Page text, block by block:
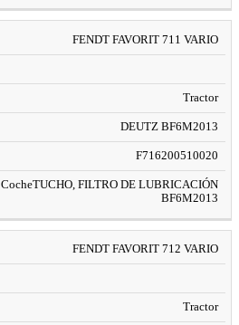
FENDT FAVORIT 711 VARIO
Tractor
DEUTZ BF6M2013
F716200510020
CocheTUCHO, FILTRO DE LUBRICACIÓN
BF6M2013
FENDT FAVORIT 712 VARIO
Tractor